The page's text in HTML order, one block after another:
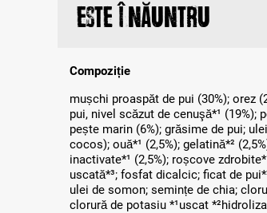
Este înăuntru
Compoziție
mușchi proaspăt de pui (30%); orez
pui, nivel scăzut de cenuşă*¹ (19%);
pește marin (6%); grăsime de pui;
cocos); ouă*¹ (2,5%); gelatină*²
inactivate*¹ (2,5%); roșcove
uscată*³; fosfat dicalcic; ficat de
ulei de somon; semințe de chia;
clorură de potasiu *¹uscat